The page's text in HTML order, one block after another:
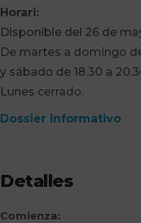
Horari:
Disponible del 26 de
De martes a domingo de
y sábado de 18.30 a
Lunes cerrado.
Dossier informativo
Detalles
Comienza: